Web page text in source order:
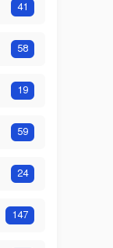
41
58
19
59
24
147